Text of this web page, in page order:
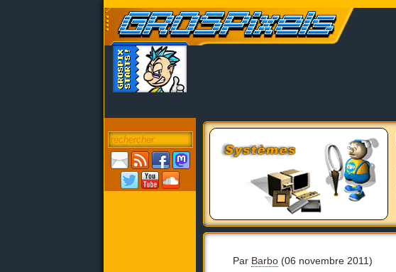
Par Barbo (06 novembre 2011)